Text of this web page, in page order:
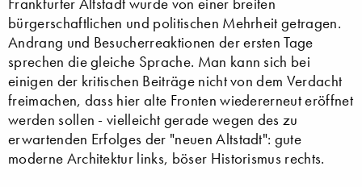
bürgerschaftlichen und politischen Mehrheit getragen.
Andrang und Besucherreaktionen der ersten Tage
sprechen die gleiche Sprache. Man kann sich bei
einigen der kritischen Beiträge nicht von dem Verdacht
freimachen, dass hier alte Fronten wiedererneut eröffnet
werden sollen - vielleicht gerade wegen des zu
erwartenden Erfolges der "neuen Altstadt": gute
moderne Architektur links, böser Historismus rechts.